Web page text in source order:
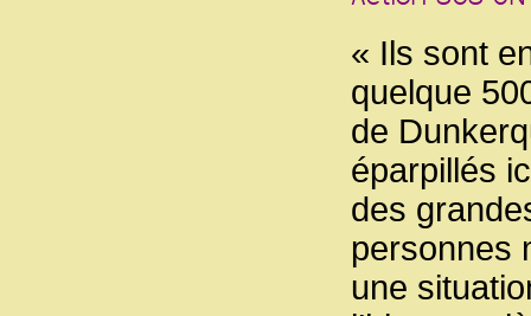
« Ils sont
quelque
de
éparpillés
des
personnes
une